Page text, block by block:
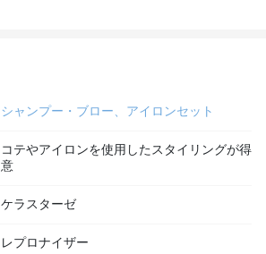
シャンプー・ブロー、アイロンセット
コテやアイロンを使用したスタイリングが得
意
ケラスターゼ
レプロナイザー